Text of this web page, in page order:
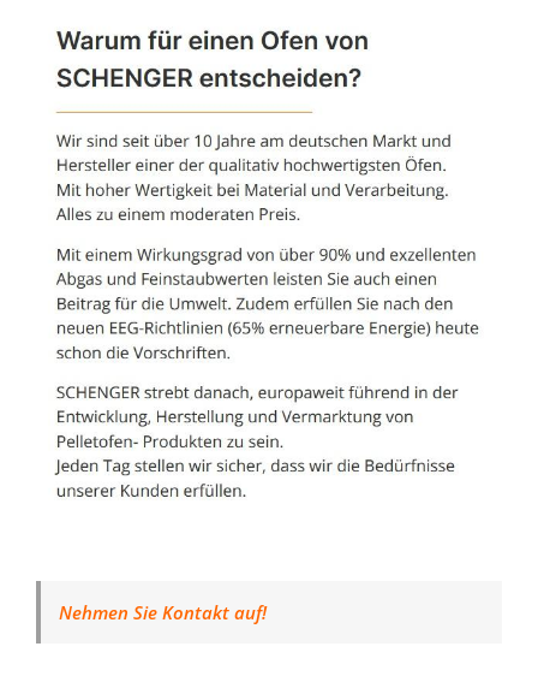
Nehmen Sie Kontakt auf!